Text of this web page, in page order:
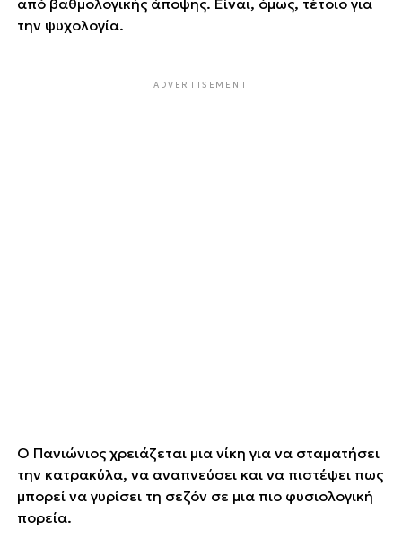
από βαθμολογικής άποψης. Είναι, όμως, τέτοιο για
την ψυχολογία.
ADVERTISEMENT
Ο Πανιώνιος χρειάζεται μια νίκη για να σταματήσει
την κατρακύλα, να αναπνεύσει και να πιστέψει πως
μπορεί να γυρίσει τη σεζόν σε μια πιο φυσιολογική
πορεία.